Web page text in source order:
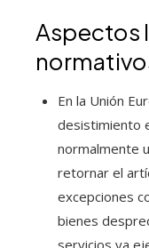
Aspectos
En la Unión
desistimiento
normalmente
retornar el
excepciones
bienes
servicios ya